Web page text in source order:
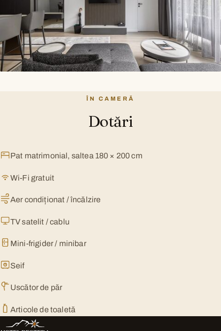
ÎN CAMERĂ
Dotări
Pat matrimonial, saltea 180 × 200 cm
Wi-Fi gratuit
Aer condiționat / încălzire
TV satelit / cablu
Mini-frigider / minibar
Seif
Uscător de păr
Articole de toaletă